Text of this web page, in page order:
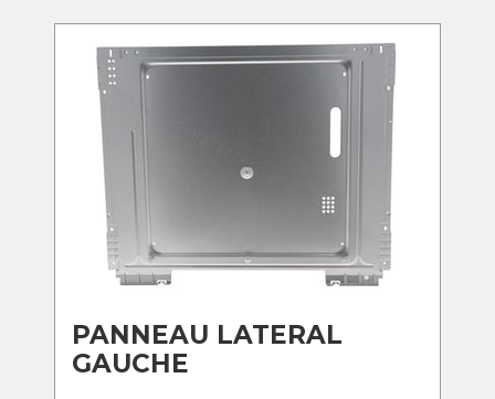
PANNEAU LATERAL
GAUCHE